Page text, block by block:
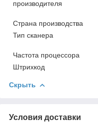
производителя
Страна производства
Тип сканера
Частота процессора
Штрихкод
Скрыть
Условия доставки